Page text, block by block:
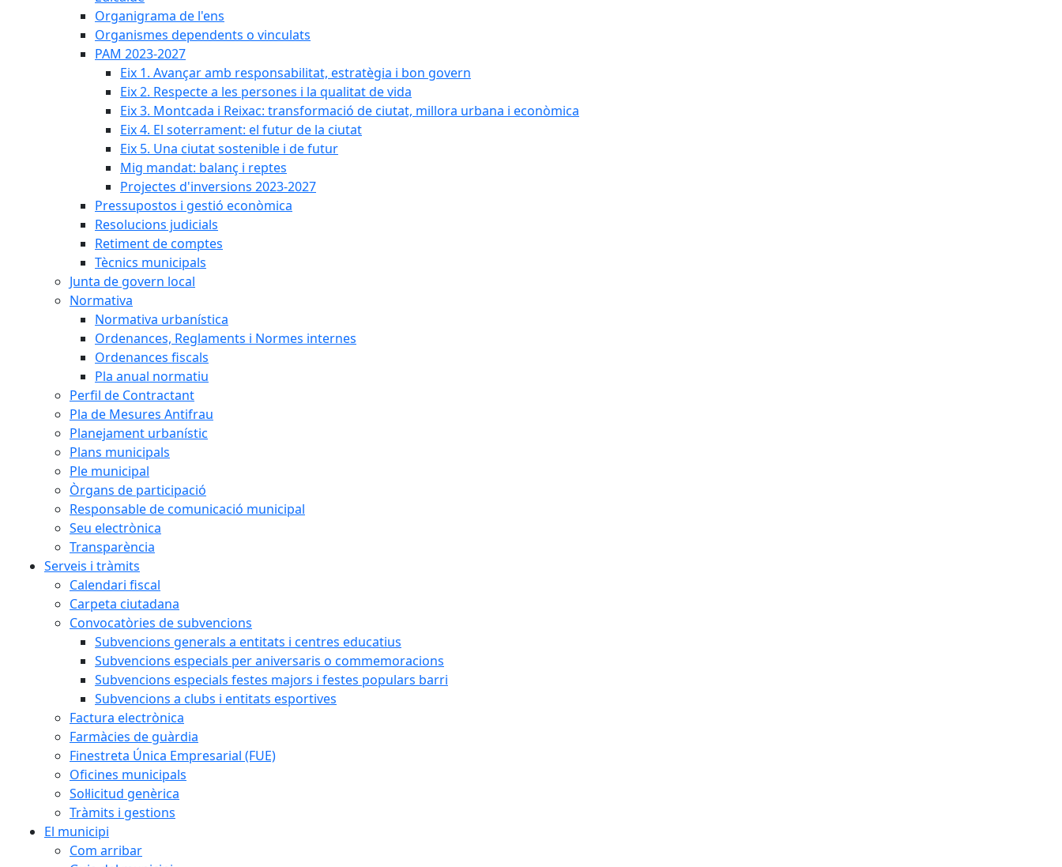
Organigrama de l'ens
Organismes dependents o vinculats
PAM 2023-2027
Eix 1. Avançar amb responsabilitat, estratègia i bon govern
Eix 2. Respecte a les persones i la qualitat de vida
Eix 3. Montcada i Reixac: transformació de ciutat, millora urbana i econòmica
Eix 4. El soterrament: el futur de la ciutat
Eix 5. Una ciutat sostenible i de futur
Mig mandat: balanç i reptes
Projectes d'inversions 2023-2027
Pressupostos i gestió econòmica
Resolucions judicials
Retiment de comptes
Tècnics municipals
Junta de govern local
Normativa
Normativa urbanística
Ordenances, Reglaments i Normes internes
Ordenances fiscals
Pla anual normatiu
Perfil de Contractant
Pla de Mesures Antifrau
Planejament urbanístic
Plans municipals
Ple municipal
Òrgans de participació
Responsable de comunicació municipal
Seu electrònica
Transparència
Serveis i tràmits
Calendari fiscal
Carpeta ciutadana
Convocatòries de subvencions
Subvencions generals a entitats i centres educatius
Subvencions especials per aniversaris o commemoracions
Subvencions especials festes majors i festes populars barri
Subvencions a clubs i entitats esportives
Factura electrònica
Farmàcies de guàrdia
Finestreta Única Empresarial (FUE)
Oficines municipals
Sol·licitud genèrica
Tràmits i gestions
El municipi
Com arribar